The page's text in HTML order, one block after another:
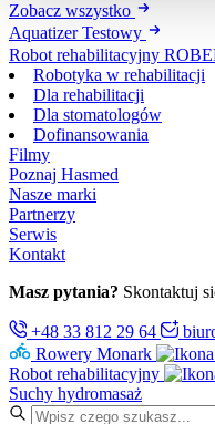
Zobacz wszystko
Aquatizer Testowy
Robot rehabilitacyjny
Robotyka w rehabilitacji
Dla rehabilitacji
Dla stomatologów
Dofinansowania
Filmy
Poznaj Hasmed
Nasze marki
Partnerzy
Serwis
Kontakt
Masz pytania? Skontaktuj
+48 33 812 29 64
Rowery Monark
Robot rehabilitacyjny
Suchy hydromasaż